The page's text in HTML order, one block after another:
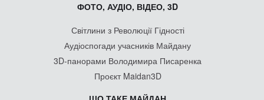
ФОТО, АУДІО, ВІДЕО, 3D
Світлини з Революції Гідності
Аудіоспогади учасників Майдану
3D-панорами Володимира Писаренка
Проєкт Maidan3D